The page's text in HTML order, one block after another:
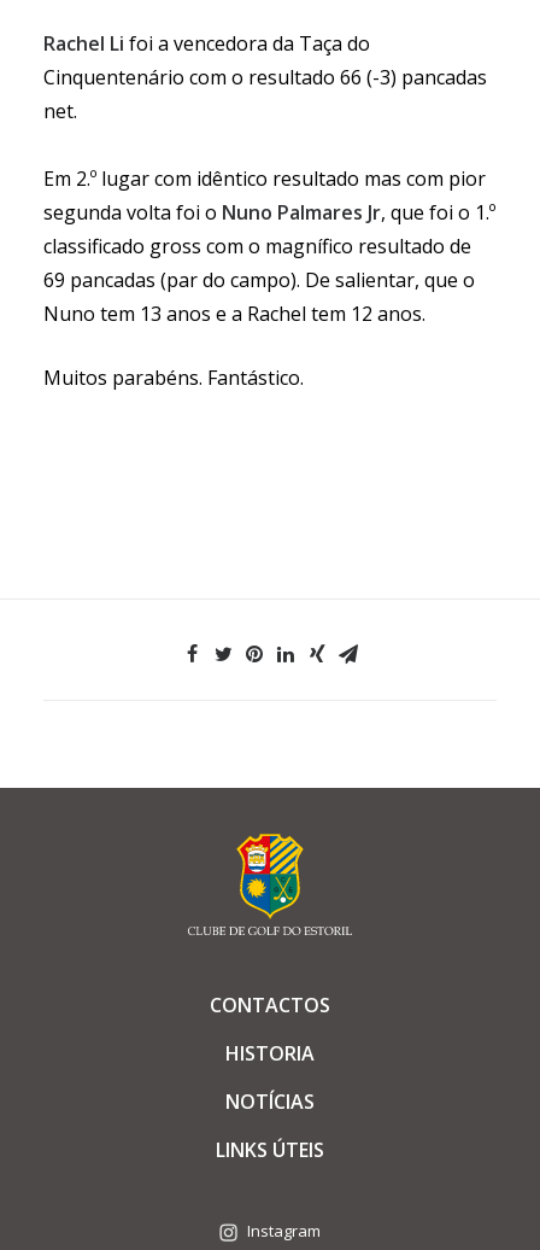
Rachel Li foi a vencedora da Taça do
Cinquentenário com o resultado 66 (-3) pancadas
net.
Em 2.º lugar com idêntico resultado mas com pior
segunda volta foi o Nuno Palmares Jr, que foi o 1.º
classificado gross com o magnífico resultado de
69 pancadas (par do campo). De salientar, que o
Nuno tem 13 anos e a Rachel tem 12 anos.
Muitos parabéns. Fantástico.
CONTACTOS
HISTORIA
NOTÍCIAS
LINKS ÚTEIS
Instagram